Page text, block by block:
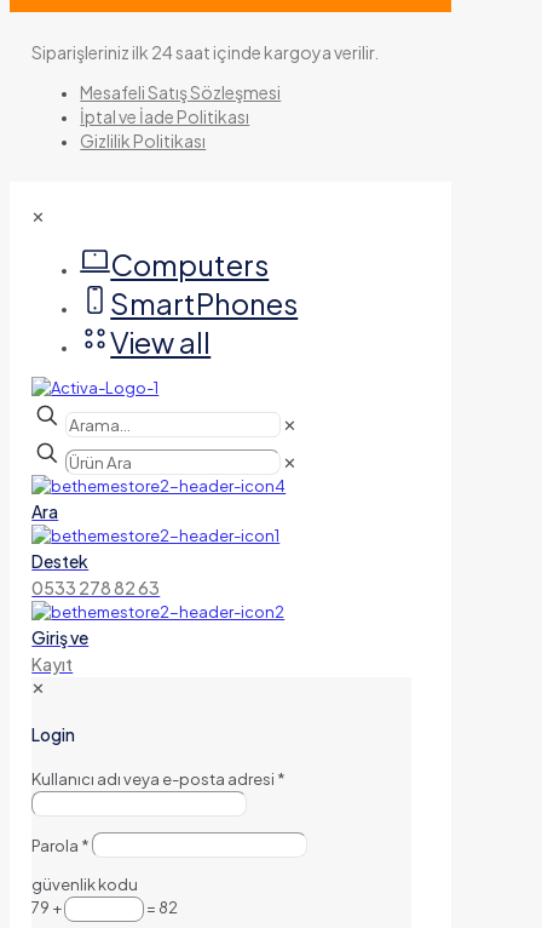
Siparişleriniz ilk 24 saat içinde kargoya verilir.
Mesafeli Satış Sözleşmesi
İptal ve İade Politikası
Gizlilik Politikası
✕
Computers
SmartPhones
View all
✕
✕
Ara
Destek
0533 278 82 63
Giriş ve
Kayıt
✕
Login
Kullanıcı adı veya e-posta adresi *
Parola *
güvenlik kodu
79 +
= 82